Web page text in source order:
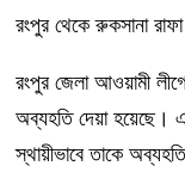
রংপুর থেকে রুকসানা রাফা
রংপুর জেলা আওয়ামী
অব্যহতি দেয়া হয়েছে।
স্থায়ীভাবে তাকে